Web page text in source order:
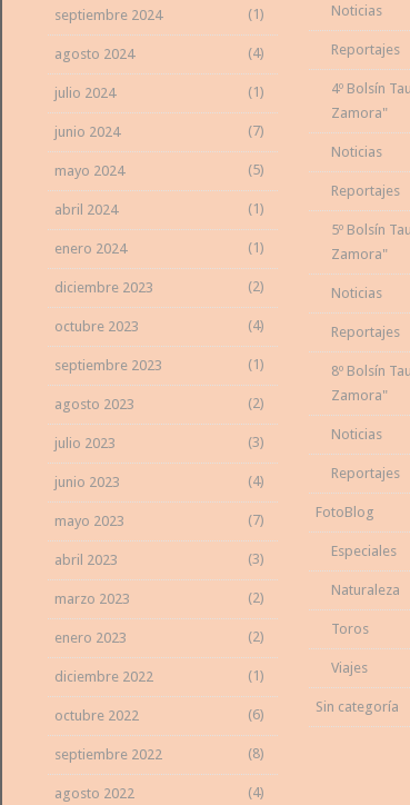
septiembre 2024 (1)
agosto 2024 (4)
julio 2024 (1)
junio 2024 (7)
mayo 2024 (5)
abril 2024 (1)
enero 2024 (1)
diciembre 2023 (2)
octubre 2023 (4)
septiembre 2023 (1)
agosto 2023 (2)
julio 2023 (3)
junio 2023 (4)
mayo 2023 (7)
abril 2023 (3)
marzo 2023 (2)
enero 2023 (2)
diciembre 2022 (1)
octubre 2022 (6)
septiembre 2022 (8)
agosto 2022 (4)
Noticias
Reportajes
4º Bolsín
Zamora"
Noticias
Reportajes
5º Bolsín
Zamora"
Noticias
Reportajes
8º Bolsín
Zamora"
Noticias
Reportajes
FotoBlog
Especiales
Naturaleza
Toros
Viajes
Sin categoría